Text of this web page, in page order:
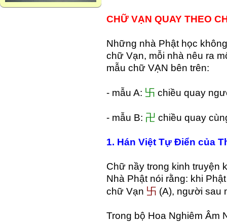
CHỮ VẠN QUAY THEO
Những nhà Phật học
chữ Vạn, mỗi nhà nêu ra
mẫu chữ VẠN bên trên:
- mẫu A: 卐 chiều quay
- mẫu B: 卍 chiều quay
1. Hán Việt Tự Điển của
Chữ nầy trong kinh truyện
Nhà Phật nói rằng: khi
chữ Vạn 卐 (A), người sau
Trong bộ Hoa Nghiêm Âm